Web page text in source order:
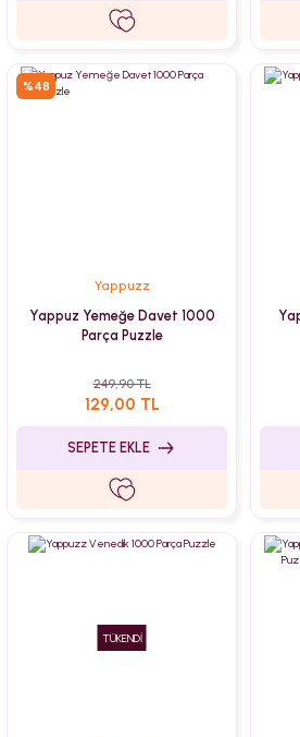
%48
Yappuzz
Yappuz Yemeğe Davet 1000
Parça Puzzle
249,90 TL
129,00 TL
SEPETE EKLE
TÜKENDİ